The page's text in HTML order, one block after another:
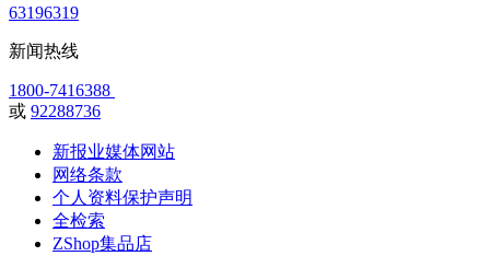
63196319
新闻热线
1800-7416388
或 92288736
新报业媒体网站
网络条款
个人资料保护声明
全检索
ZShop集品店